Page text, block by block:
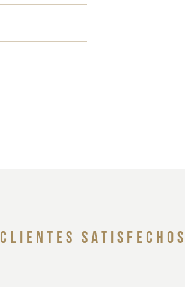
clientes satisfechos